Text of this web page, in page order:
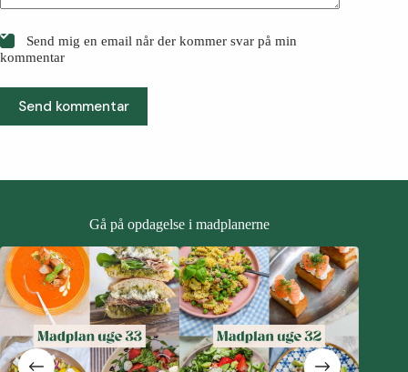
Send mig en email når der kommer svar på min
kommentar
Send kommentar
Gå på opdagelse i madplanerne